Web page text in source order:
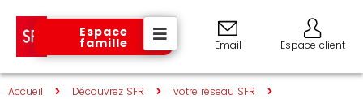
Espace
famille Email Espace client
Accueil Découvrez SFR
votre réseau SFR